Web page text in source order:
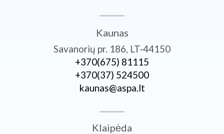
Kaunas
Savanorių pr. 186, LT-44150
+370­(675) 81115
+370­(37) 524500
kaunas@aspa.lt
Klaipėda